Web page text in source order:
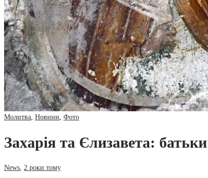
Молитва Новини Фото
Захарія та Єлизавета:
News 2 роки тому